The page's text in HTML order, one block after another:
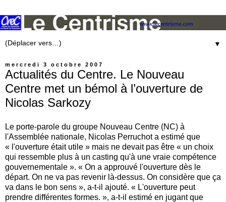
▼
mercredi 3 octobre 2007
Actualités du Centre. Le Nouveau
Centre met un bémol à l’ouverture de
Nicolas Sarkozy
Le porte-parole du groupe Nouveau Centre (NC) à
l'Assemblée nationale, Nicolas Perruchot a estimé que
« l'ouverture était utile » mais ne devait pas être « un choix
qui ressemble plus à un casting qu'à une vraie compétence
gouvernementale ». « On a approuvé l'ouverture dès le
départ. On ne va pas revenir là-dessus. On considère que ça
va dans le bon sens », a-t-il ajouté. « L'ouverture peut
prendre différentes formes. », a-t-il estimé en jugant que